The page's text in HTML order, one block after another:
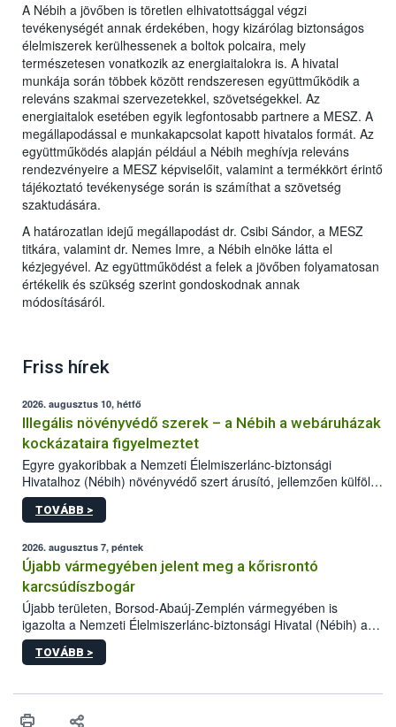
A Nébih a jövőben is töretlen elhivatottsággal végzi
tevékenységét annak érdekében, hogy kizárólag biztonságos
élelmiszerek kerülhessenek a boltok polcaira, mely
természetesen vonatkozik az energiaitalokra is. A hivatal
munkája során többek között rendszeresen együttműködik a
releváns szakmai szervezetekkel, szövetségekkel. Az
energiaitalok esetében egyik legfontosabb partnere a MESZ. A
megállapodással e munkakapcsolat kapott hivatalos formát. Az
együttműködés alapján például a Nébih meghívja releváns
rendezvényeire a MESZ képviselőit, valamint a termékkört érintő
tájékoztató tevékenysége során is számíthat a szövetség
szaktudására.
A határozatlan idejű megállapodást dr. Csibi Sándor, a MESZ
titkára, valamint dr. Nemes Imre, a Nébih elnöke látta el
kézjegyével. Az együttműködést a felek a jövőben folyamatosan
értékelik és szükség szerint gondoskodnak annak
módosításáról.
Friss hírek
2026. augusztus 10, hétfő
Illegális növényvédő szerek – a Nébih a webáruházak
kockázataira figyelmeztet
Egyre gyakoribbak a Nemzeti Élelmiszerlánc-biztonsági
Hivatalhoz (Nébih) növényvédő szert árusító, jellemzően külföldi
honlapok kapcsán érkező bejelentések. Emellett az ilyen
termékeket kínáló kéretlen online reklámok mennyisége is
összegyűjtötte az illegális növényvédő szerek kapcsán
előforduló árulkodó jeleket, valamint a webáruházakból való
vásárlás kockázatait.
TOVÁBB >
2026. augusztus 7, péntek
Újabb vármegyében jelent meg a kőrisrontó
karcsúdíszbogár
Újabb területen, Borsod-Abaúj-Zemplén vármegyében is
igazolta a Nemzeti Élelmiszerlánc-biztonsági Hivatal (Nébih) a
kőrisrontó karcsúdíszbogár (Agrilus planipennis) jelenlétét. A
kártevőt nem csak színcsapdában találták meg, de már fertőzött
az intenzív felderítést, emellett az intézkedéseket a szlovák
TOVÁBB >